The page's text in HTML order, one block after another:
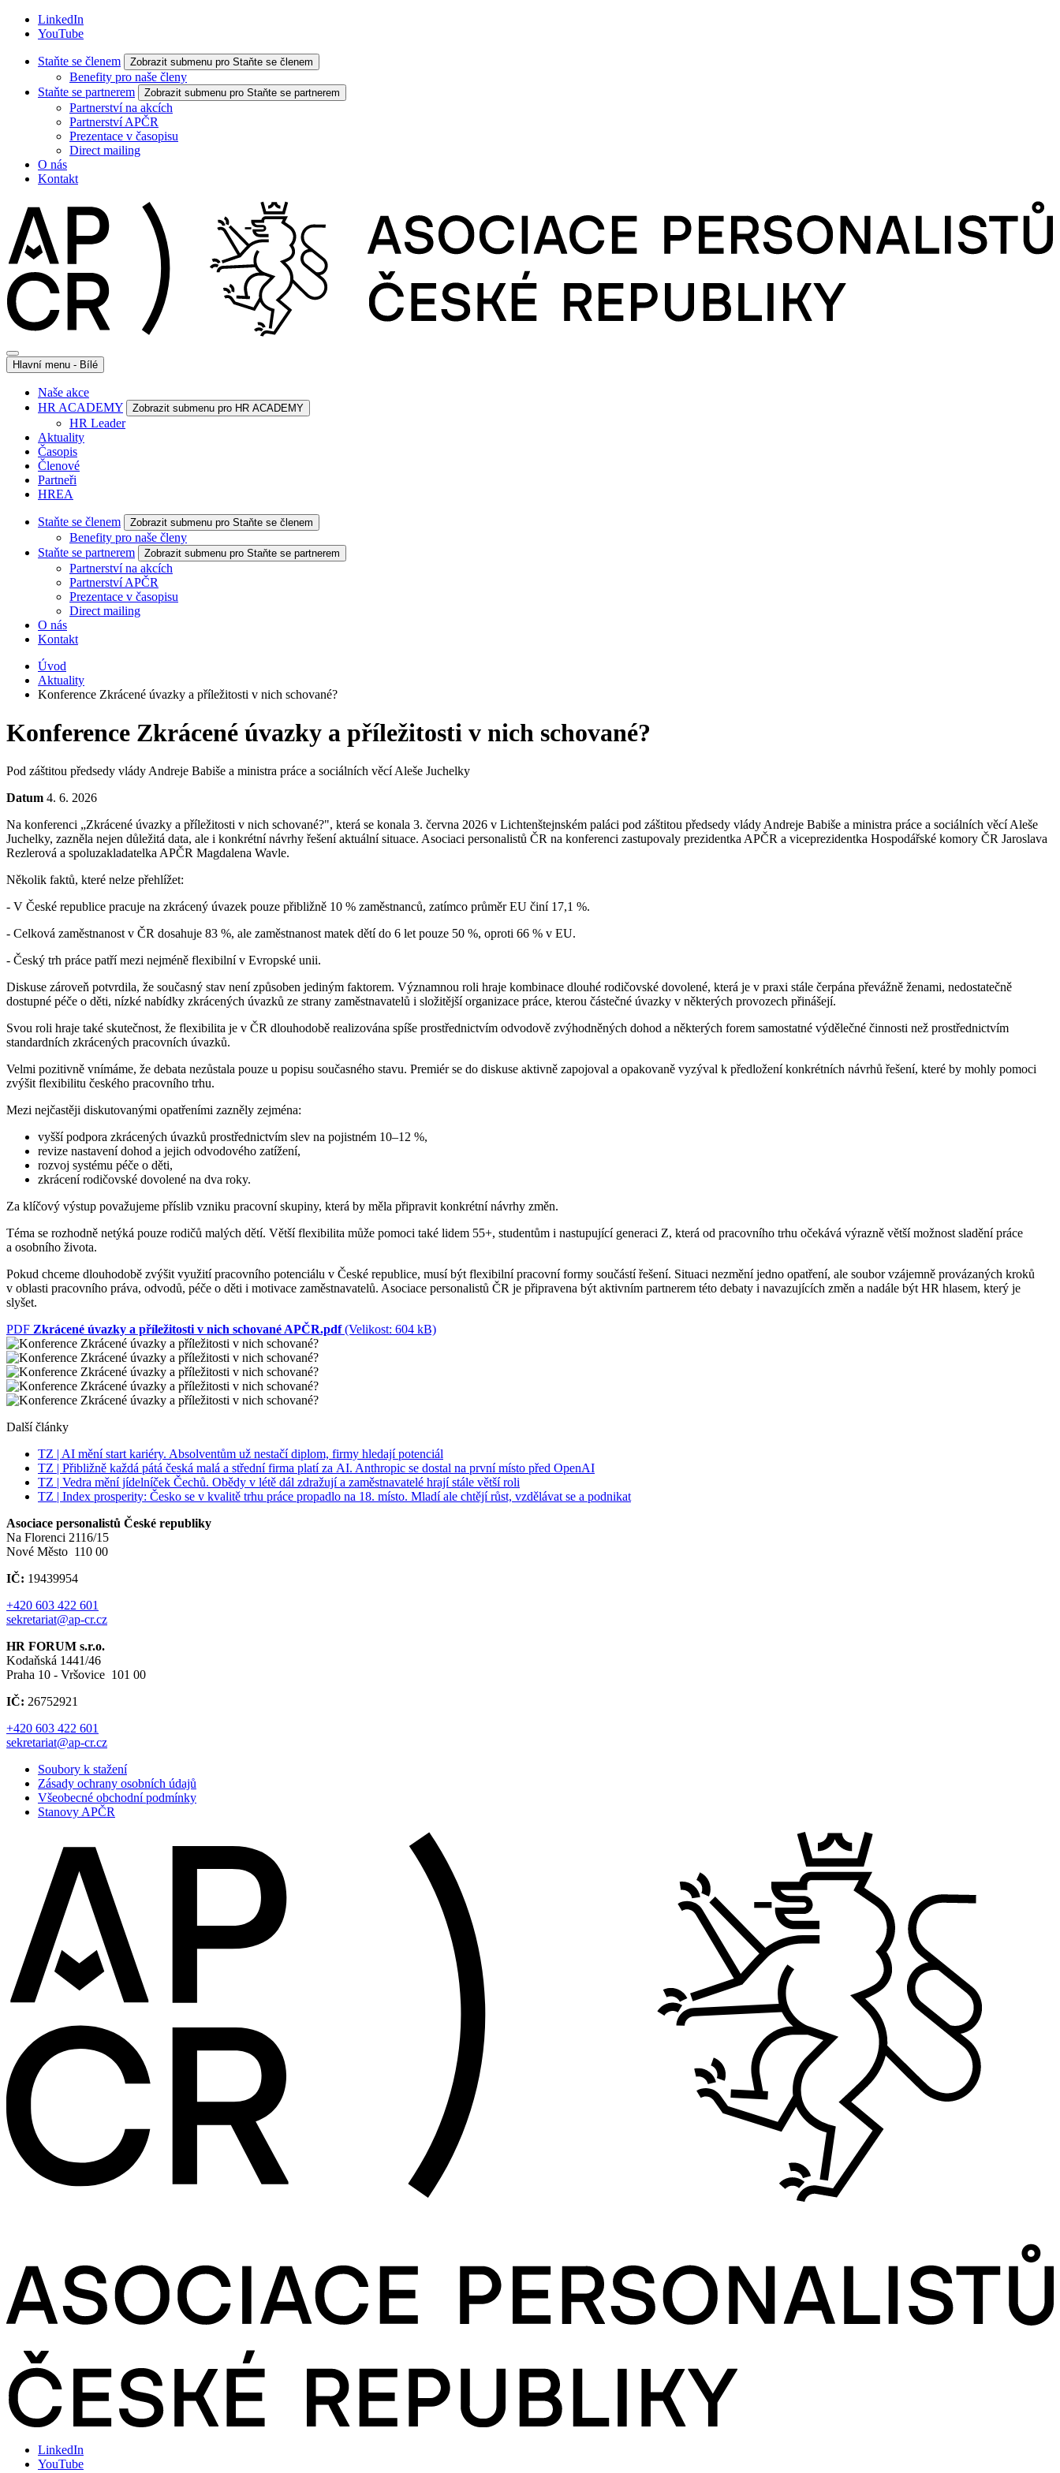
LinkedIn
YouTube
Staňte se členem Zobrazit submenu pro Staňte se členem
Benefity pro naše členy
Staňte se partnerem
Zobrazit submenu pro Staňte se partnerem
Partnerství na akcích
Partnerství APČR
Prezentace v časopisu
Direct mailing
O nás
Kontakt
Hlavní menu - Bílé
Naše akce
HR ACADEMY
Zobrazit submenu pro HR ACADEMY
HR Leader
Aktuality
Časopis
Členové
Partneři
HREA
Staňte se členem Zobrazit submenu pro Staňte se členem
Benefity pro naše členy
Staňte se partnerem
Zobrazit submenu pro Staňte se partnerem
Partnerství na akcích
Partnerství APČR
Prezentace v časopisu
Direct mailing
O nás
Kontakt
Úvod
Aktuality
Konference Zkrácené úvazky a příležitosti v nich schované?
Konference Zkrácené úvazky a příležitosti v nich schované?
Pod záštitou předsedy vlády Andreje Babiše a ministra práce a sociálních věcí Aleše Juchelky
Datum 4. 6. 2026
Na konferenci „Zkrácené úvazky a příležitosti v nich schované?", která se konala 3. června 2026 v Lichtenštejnském paláci pod záštitou předsedy vlády Andreje Babiše a ministra práce a sociálních věcí Aleše
Juchelky, zazněla nejen důležitá data, ale i konkrétní návrhy řešení aktuální situace. Asociaci personalistů ČR na konferenci zastupovaly prezidentka APČR a viceprezidentka Hospodářské komory ČR Jaroslava
Rezlerová a spoluzakladatelka APČR Magdalena Wavle.
Několik faktů, které nelze přehlížet:
- V České republice pracuje na zkrácený úvazek pouze přibližně 10 % zaměstnanců, zatímco průměr EU činí 17,1 %.
- Celková zaměstnanost v ČR dosahuje 83 %, ale zaměstnanost matek dětí do 6 let pouze 50 %, oproti 66 % v EU.
- Český trh práce patří mezi nejméně flexibilní v Evropské unii.
Diskuse zároveň potvrdila, že současný stav není způsoben jediným faktorem. Významnou roli hraje kombinace dlouhé rodičovské dovolené, která je v praxi stále čerpána převážně ženami, nedostatečně
dostupné péče o děti, nízké nabídky zkrácených úvazků ze strany zaměstnavatelů i složitější organizace práce, kterou částečné úvazky v některých provozech přinášejí.
Svou roli hraje také skutečnost, že flexibilita je v ČR dlouhodobě realizována spíše prostřednictvím odvodově zvýhodněných dohod a některých forem samostatné výdělečné činnosti než prostřednictvím
standardních zkrácených pracovních úvazků.
Velmi pozitivně vnímáme, že debata nezůstala pouze u popisu současného stavu. Premiér se do diskuse aktivně zapojoval a opakovaně vyzýval k předložení konkrétních návrhů řešení, které by mohly pomoci
zvýšit flexibilitu českého pracovního trhu.
Mezi nejčastěji diskutovanými opatřeními zazněly zejména:
vyšší podpora zkrácených úvazků prostřednictvím slev na pojistném 10–12 %,
revize nastavení dohod a jejich odvodového zatížení,
rozvoj systému péče o děti,
zkrácení rodičovské dovolené na dva roky.
Za klíčový výstup považujeme příslib vzniku pracovní skupiny, která by měla připravit konkrétní návrhy změn.
Téma se rozhodně netýká pouze rodičů malých dětí. Větší flexibilita může pomoci také lidem 55+, studentům i nastupující generaci Z, která od pracovního trhu očekává výrazně větší možnost sladění práce
a osobního života.
Pokud chceme dlouhodobě zvýšit využití pracovního potenciálu v České republice, musí být flexibilní pracovní formy součástí řešení. Situaci nezmění jedno opatření, ale soubor vzájemně provázaných kroků
v oblasti pracovního práva, odvodů, péče o děti i motivace zaměstnavatelů. Asociace personalistů ČR je připravena být aktivním partnerem této debaty i navazujících změn a nadále být HR hlasem, který je
slyšet.
PDF Zkrácené úvazky a příležitosti v nich schované APČR.pdf (Velikost: 604 kB)
Další články
TZ | AI mění start kariéry. Absolventům už nestačí diplom, firmy hledají potenciál
TZ | Přibližně každá pátá česká malá a střední firma platí za AI. Anthropic se dostal na první místo před OpenAI
TZ | Vedra mění jídelníček Čechů. Obědy v létě dál zdražují a zaměstnavatelé hrají stále větší roli
TZ | Index prosperity: Česko se v kvalitě trhu práce propadlo na 18. místo. Mladí ale chtějí růst, vzdělávat se a podnikat
Asociace personalistů České republiky
Na Florenci 2116/15
Nové Město 110 00
IČ: 19439954
+420 603 422 601
sekretariat@ap-cr.cz
HR FORUM s.r.o.
Kodaňská 1441/46
Praha 10 - Vršovice 101 00
IČ: 26752921
+420 603 422 601
sekretariat@ap-cr.cz
Soubory k stažení
Zásady ochrany osobních údajů
Všeobecné obchodní podmínky
Stanovy APČR
LinkedIn
YouTube